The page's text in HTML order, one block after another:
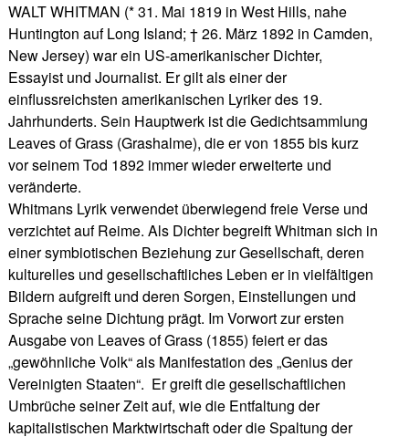
WALT WHITMAN (* 31. Mai 1819 in West Hills, nahe
Huntington auf Long Island; † 26. März 1892 in Camden,
New Jersey) war ein US-amerikanischer Dichter,
Essayist und Journalist. Er gilt als einer der
einflussreichsten amerikanischen Lyriker des 19.
Jahrhunderts. Sein Hauptwerk ist die Gedichtsammlung
Leaves of Grass (Grashalme), die er von 1855 bis kurz
vor seinem Tod 1892 immer wieder erweiterte und
veränderte.
Whitmans Lyrik verwendet überwiegend freie Verse und
verzichtet auf Reime. Als Dichter begreift Whitman sich in
einer symbiotischen Beziehung zur Gesellschaft, deren
kulturelles und gesellschaftliches Leben er in vielfältigen
Bildern aufgreift und deren Sorgen, Einstellungen und
Sprache seine Dichtung prägt. Im Vorwort zur ersten
Ausgabe von Leaves of Grass (1855) feiert er das
„gewöhnliche Volk“ als Manifestation des „Genius der
Vereinigten Staaten“. Er greift die gesellschaftlichen
Umbrüche seiner Zeit auf, wie die Entfaltung der
kapitalistischen Marktwirtschaft oder die Spaltung der